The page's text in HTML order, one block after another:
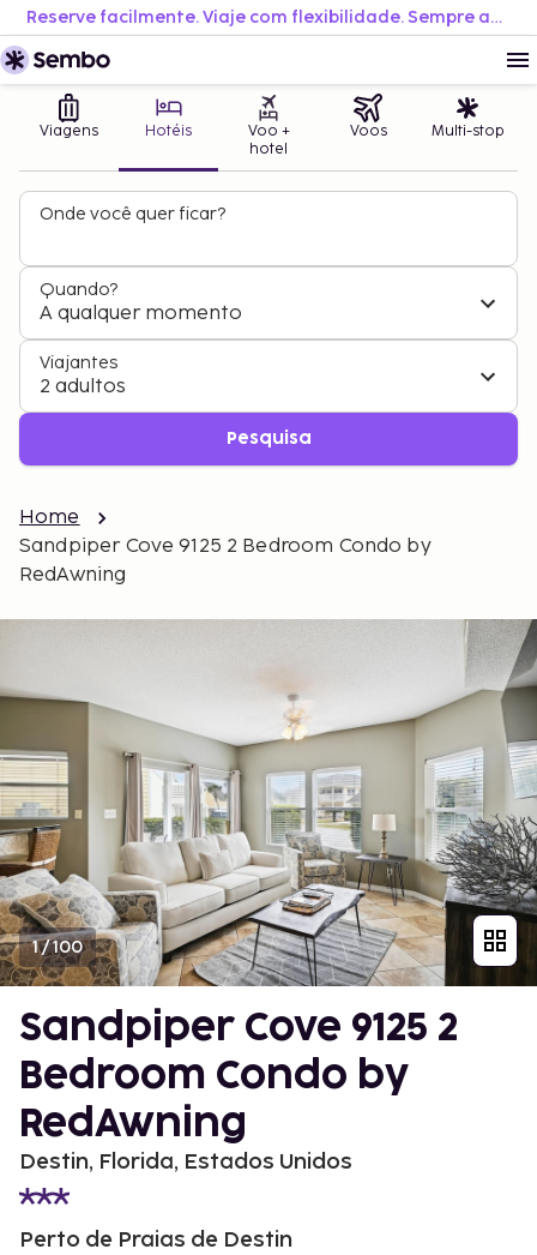
Reserve facilmente. Viaje com flexibilidade. Sempre ao melhor preço.
Viagens Hotéis
Voo +
hotel
Voos Multi-stop
Onde você quer ficar?
Quando?
A qualquer momento
Viajantes
2 adultos
Pesquisa
Home
Sandpiper Cove 9125 2 Bedroom Condo by
RedAwning
1/100
Sandpiper Cove 9125 2
Bedroom Condo by
RedAwning
Destin, Florida, Estados Unidos
Perto de Praias de Destin